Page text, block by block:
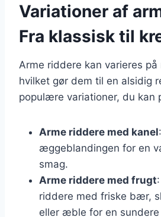
Variationer af
Fra klassisk til
Arme riddere kan varieres på
hvilket gør dem til en alsidig
populære variationer, du kan
Arme riddere med kanel
æggeblandingen for en
smag.
Arme riddere med frugt
riddere med friske bær,
eller æble for en sundere